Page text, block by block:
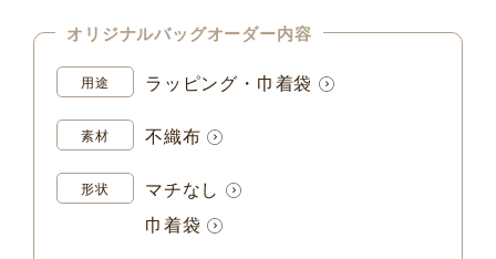
オリジナルバッグオーダー内容
用途 ラッピング・巾着袋
素材 不織布
形状
マチなし
巾着袋